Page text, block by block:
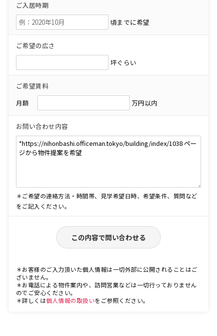
ご入居時期
頃までに希望
ご希望の広さ
坪ぐらい
ご希望賃料
月額
万円以内
お問い合わせ内容
＊ご希望の連絡方法・時間帯、見学希望日時、希望条件、質問など
をご記入ください。
この内容で問い合わせる
＊お客様のご入力頂いた個人情報は一切外部に公開されることはご
ざいません。
＊お電話による物件案内や、訪問営業などは一切行っておりません
のでご安心ください。
＊詳しくは個人情報の取扱いをご参照ください。